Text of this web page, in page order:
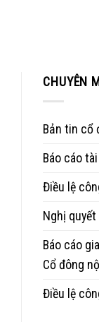
CHUYÊN
Bản tin cổ
Báo cáo
Điều lệ
Nghị
Báo cáo
Cổ đông
Điều lệ